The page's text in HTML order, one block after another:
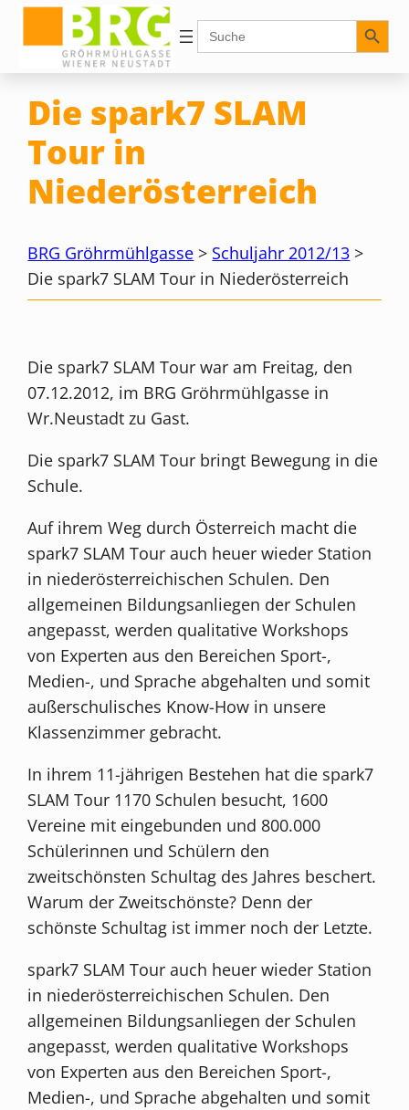
Inhalt
springen
Search
for:
Search Button
Die spark7 SLAM
Tour in
Niederösterreich
BRG Gröhrmühlgasse > Schuljahr 2012/13 >
Die spark7 SLAM Tour in Niederösterreich
Die spark7 SLAM Tour war am Freitag, den
07.12.2012, im BRG Gröhrmühlgasse in
Wr.Neustadt zu Gast.
Die spark7 SLAM Tour bringt Bewegung in die
Schule.
Auf ihrem Weg durch Österreich macht die
spark7 SLAM Tour auch heuer wieder Station
in niederösterreichischen Schulen. Den
allgemeinen Bildungsanliegen der Schulen
angepasst, werden qualitative Workshops
von Experten aus den Bereichen Sport-,
Medien-, und Sprache abgehalten und somit
außerschulisches Know-How in unsere
Klassenzimmer gebracht.
In ihrem 11-jährigen Bestehen hat die spark7
SLAM Tour 1170 Schulen besucht, 1600
Vereine mit eingebunden und 800.000
Schülerinnen und Schülern den
zweitschönsten Schultag des Jahres beschert.
Warum der Zweitschönste? Denn der
schönste Schultag ist immer noch der Letzte.
spark7 SLAM Tour auch heuer wieder Station
in niederösterreichischen Schulen. Den
allgemeinen Bildungsanliegen der Schulen
angepasst, werden qualitative Workshops
von Experten aus den Bereichen Sport-,
Medien-, und Sprache abgehalten und somit